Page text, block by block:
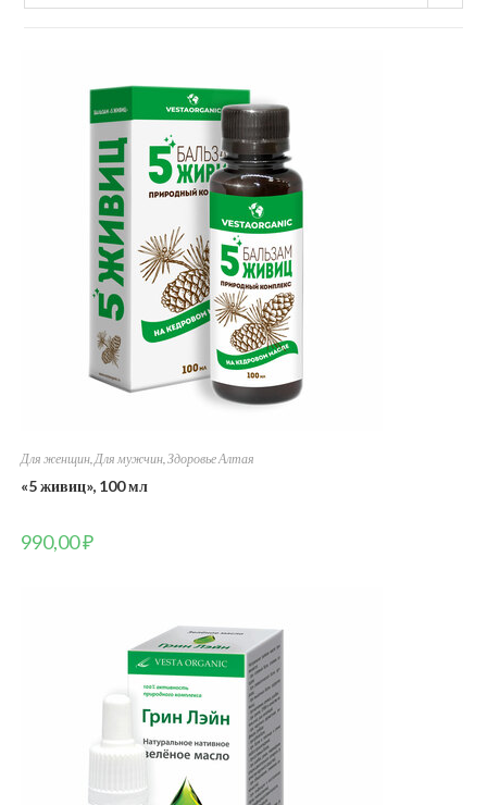
Для женщин,Для мужчин,Здоровье Алтая
«5 живиц», 100 мл
990,00₽